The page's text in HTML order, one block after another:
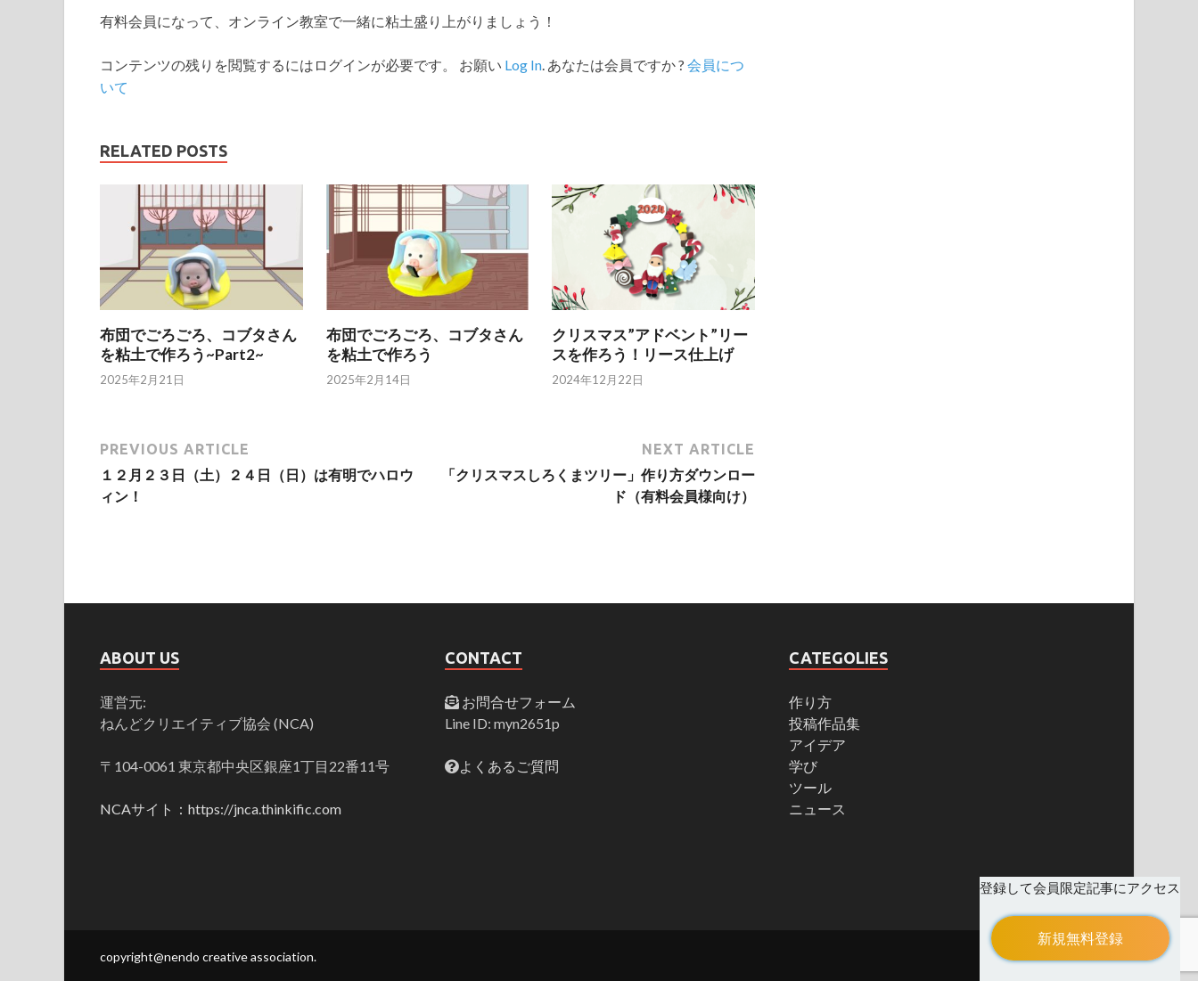
有料会員になって、オンライン教室で一緒に粘土盛り上がりましょう！
コンテンツの残りを閲覧するにはログインが必要です。 お願い Log In. あなたは会員ですか ? 会員につ
いて
RELATED POSTS
布団でごろごろ、コブタさん
を粘土で作ろう~Part2~
2025年2月21日
布団でごろごろ、コブタさん
を粘土で作ろう
2025年2月14日
クリスマス”アドベント”リー
スを作ろう！リース仕上げ
2024年12月22日
PREVIOUS ARTICLE
１２月２３日（土）２４日（日）は有明でハロウ
ィン！
NEXT ARTICLE
「クリスマスしろくまツリー」作り方ダウンロー
ド（有料会員様向け）
ABOUT US
運営元:
ねんどクリエイティブ協会 (NCA)
〒104-0061 東京都中央区銀座1丁目22番11号
NCAサイト：https://jnca.thinkific.com
CONTACT
お問合せフォーム
Line ID: myn2651p
よくあるご質問
CATEGOLIES
作り方
投稿作品集
アイデア
学び
ツール
ニュース
登録して会員限定記事にアクセス
新規無料登録
copyright@nendo creative association.